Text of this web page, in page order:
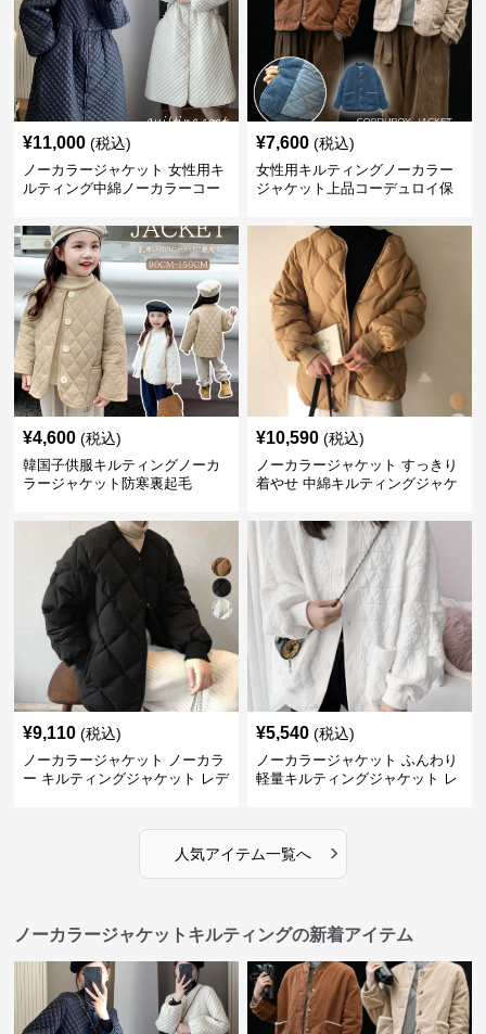
¥11,000 (税込)
ノーカラージャケット 女性用キ
ルティング中綿ノーカラーコー
¥7,600 (税込)
女性用キルティングノーカラー
ジャケット上品コーデュロイ保
¥4,600 (税込)
韓国子供服キルティングノーカ
ラージャケット防寒裏起毛
¥10,590 (税込)
ノーカラージャケット すっきり
着やせ 中綿キルティングジャケ
¥9,110 (税込)
ノーカラージャケット ノーカラ
ー キルティングジャケット レデ
¥5,540 (税込)
ノーカラージャケット ふんわり
軽量キルティングジャケット レ
人気アイテム一覧へ ›
ノーカラージャケットキルティングの新着アイテム